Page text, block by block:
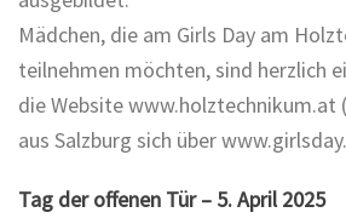
Mädchen, die am Girls Day am
teilnehmen möchten, sind herzlich
die Website www.holztechnikum.at
aus Salzburg sich über
Tag der offenen Tür – 5. April 2025